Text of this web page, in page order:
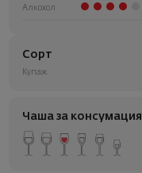
Алкохол
Сорт
Купаж
Чаша за консумация